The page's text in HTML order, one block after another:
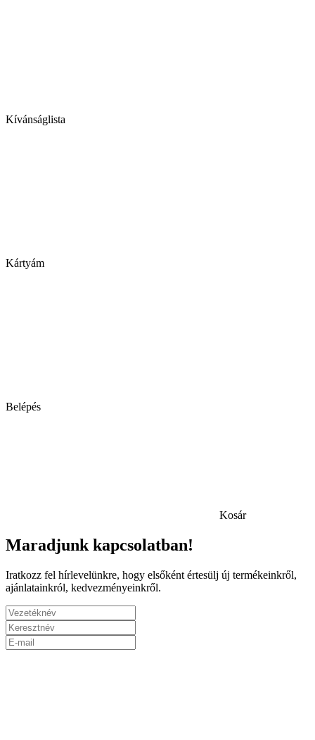
Kívánságlista
Kártyám
Belépés
Kosár
Maradjunk kapcsolatban!
Iratkozz fel hírlevelünkre, hogy elsőként értesülj új termékeinkről,
ajánlatainkról, kedvezményeinkről.